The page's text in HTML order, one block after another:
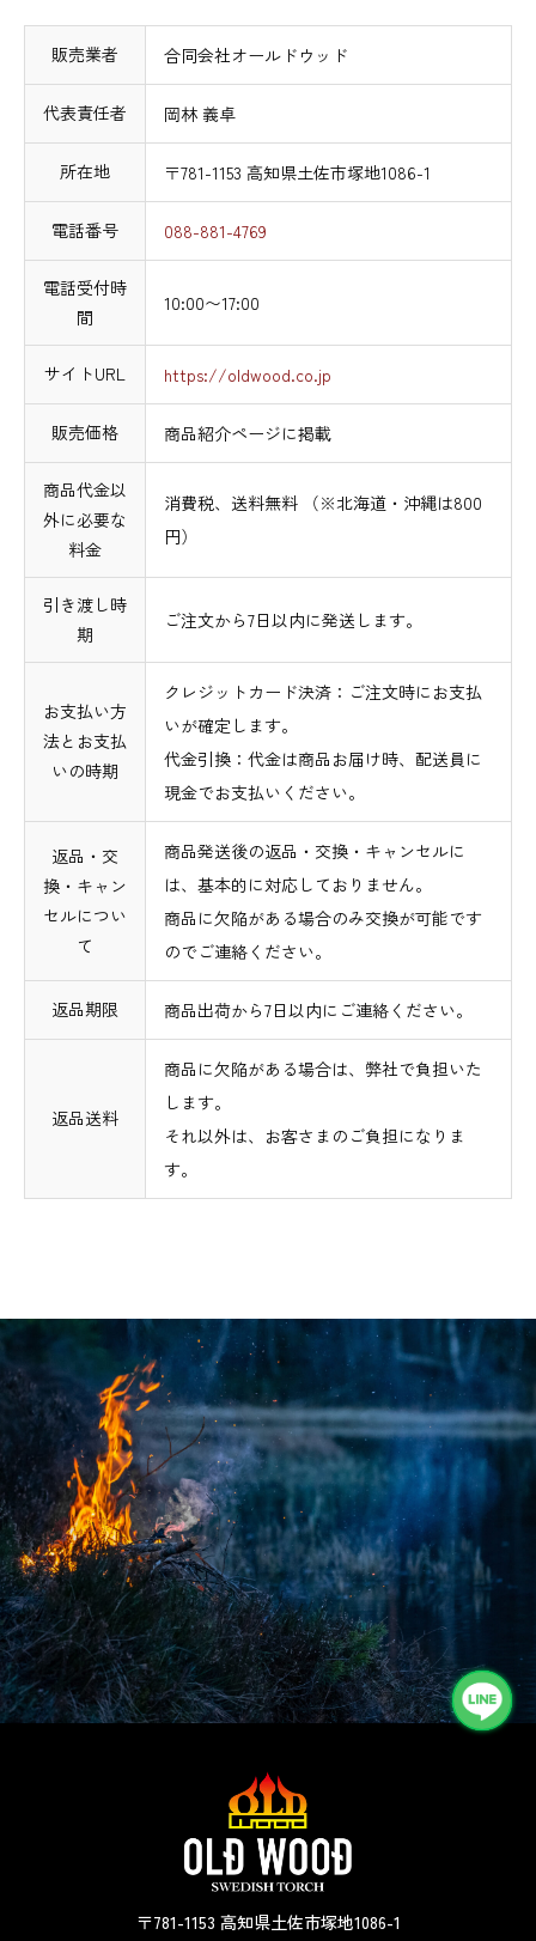
販売業者 合同会社オールドウッド
代表責任者 岡林 義卓
所在地 〒781-1153 高知県土佐市塚地1086-1
電話番号 088-881-4769
電話受付時
間
10:00〜17:00
サイトURL https://oldwood.co.jp
販売価格 商品紹介ページに掲載
商品代金以
外に必要な
料金
消費税、送料無料 （※北海道・沖縄は800
円）
引き渡し時
期
ご注文から7日以内に発送します。
お支払い方
法とお支払
いの時期
クレジットカード決済：ご注文時にお支払
いが確定します。
代金引換：代金は商品お届け時、配送員に
現金でお支払いください。
返品・交
換・キャン
セルについ
て
商品発送後の返品・交換・キャンセルに
は、基本的に対応しておりません。
商品に欠陥がある場合のみ交換が可能です
のでご連絡ください。
返品期限 商品出荷から7日以内にご連絡ください。
返品送料
商品に欠陥がある場合は、弊社で負担いた
します。
それ以外は、お客さまのご負担になりま
す。
〒781-1153 高知県土佐市塚地1086-1